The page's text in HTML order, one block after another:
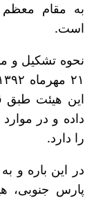
به مقام
است.
نحوه تشکیل و
داده و در
را دارد.
پارس جنوبی،